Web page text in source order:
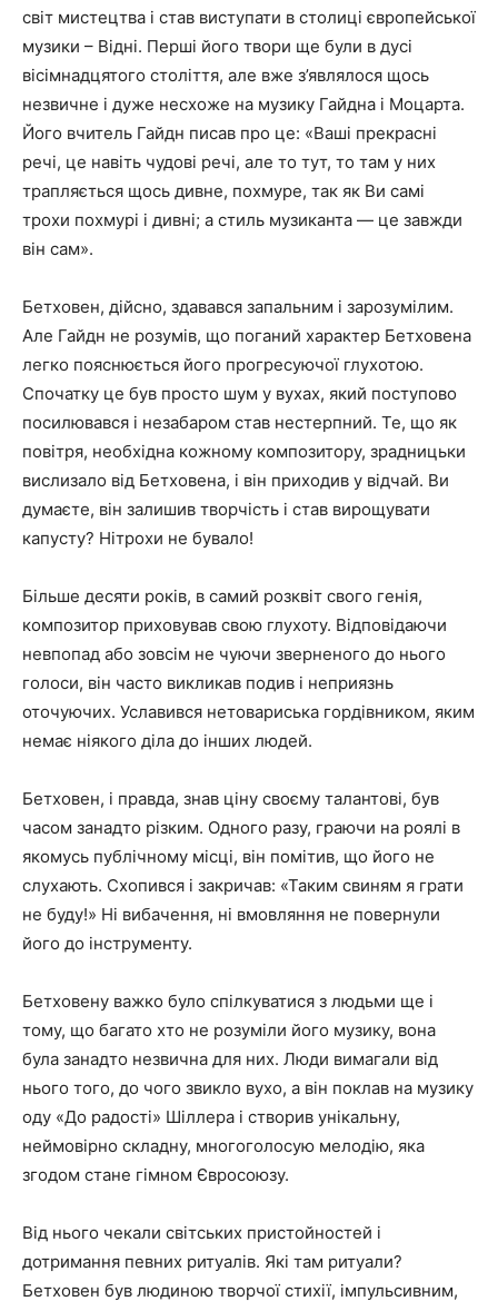
світ мистецтва і став виступати в столиці європейської
музики – Відні. Перші його твори ще були в дусі
вісімнадцятого століття, але вже з’являлося щось
незвичне і дуже несхоже на музику Гайдна і Моцарта.
Його вчитель Гайдн писав про це: «Ваші прекрасні
речі, це навіть чудові речі, але то тут, то там у них
трапляється щось дивне, похмуре, так як Ви самі
трохи похмурі і дивні; а стиль музиканта — це завжди
він сам».
Бетховен, дійсно, здавався запальним і зарозумілим.
Але Гайдн не розумів, що поганий характер Бетховена
легко пояснюється його прогресуючої глухотою.
Спочатку це був просто шум у вухах, який поступово
посилювався і незабаром став нестерпний. Те, що як
повітря, необхідна кожному композитору, зрадницьки
вислизало від Бетховена, і він приходив у відчай. Ви
думаєте, він залишив творчість і став вирощувати
капусту? Нітрохи не бувало!
Більше десяти років, в самий розквіт свого генія,
композитор приховував свою глухоту. Відповідаючи
невпопад або зовсім не чуючи зверненого до нього
голоси, він часто викликав подив і неприязнь
оточуючих. Уславився нетовариська гордівником, яким
немає ніякого діла до інших людей.
Бетховен, і правда, знав ціну своєму талантові, був
часом занадто різким. Одного разу, граючи на роялі в
якомусь публічному місці, він помітив, що його не
слухають. Схопився і закричав: «Таким свиням я грати
не буду!» Ні вибачення, ні вмовляння не повернули
його до інструменту.
Бетховену важко було спілкуватися з людьми ще і
тому, що багато хто не розуміли його музику, вона
була занадто незвична для них. Люди вимагали від
нього того, до чого звикло вухо, а він поклав на музику
оду «До радості» Шіллера і створив унікальну,
неймовірно складну, многоголосую мелодію, яка
згодом стане гімном Євросоюзу.
Від нього чекали світських пристойностей і
дотримання певних ритуалів. Які там ритуали?
Бетховен був людиною творчої стихії, імпульсивним,